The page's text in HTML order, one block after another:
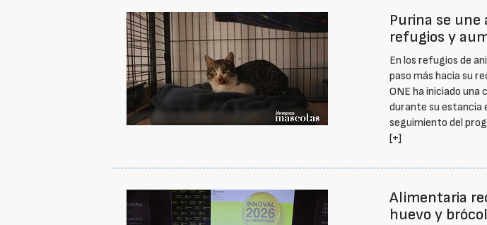
Purina se
refugios y
En los refugios de
paso más hacia su
ONE ha iniciado
durante su estancia
seguimiento del
[+]
Alimentaria
huevo y